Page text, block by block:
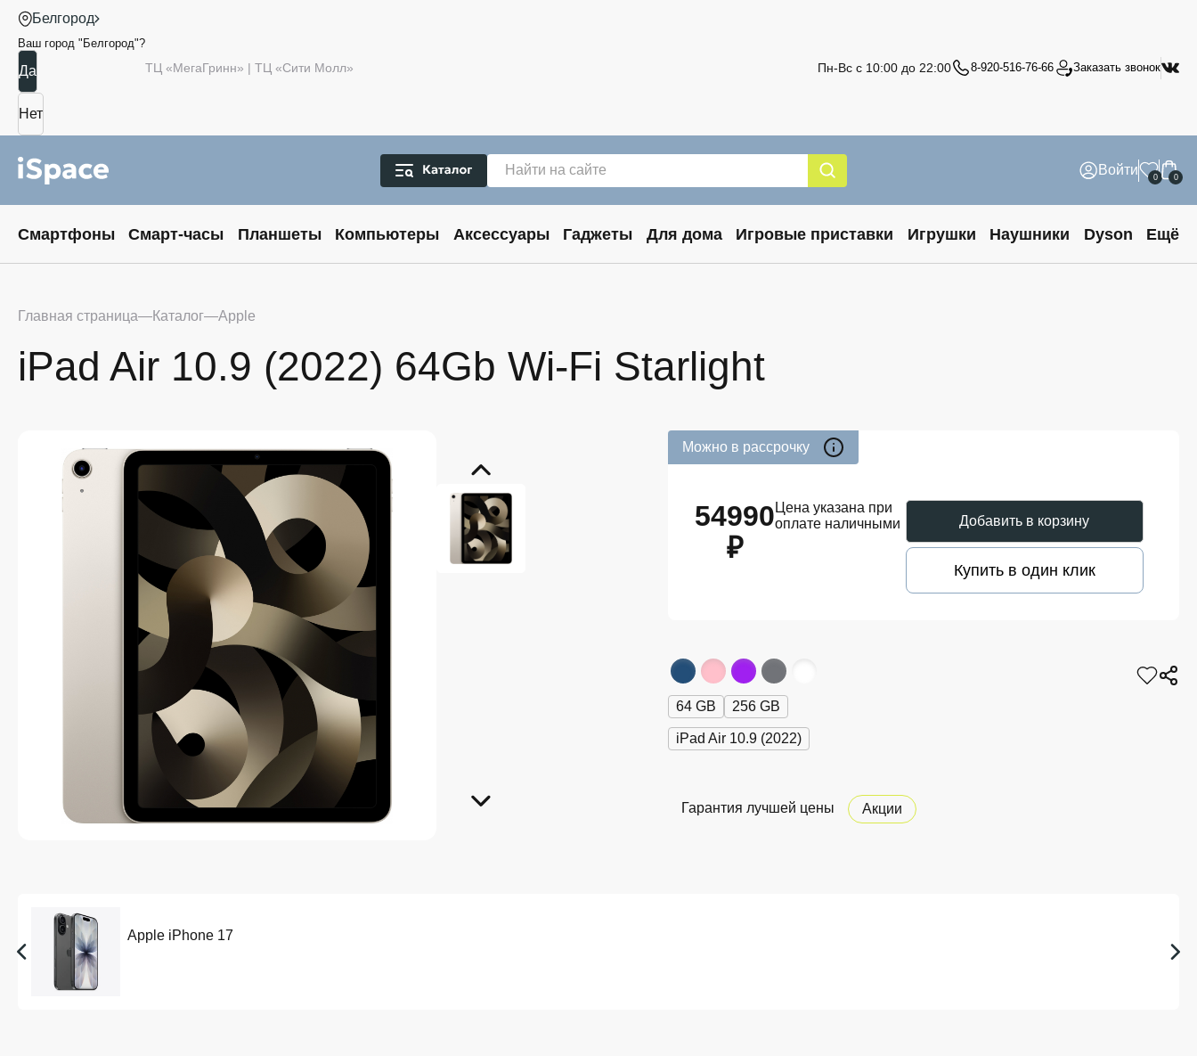
Белгород
Ваш город " Белгород"?
ТЦ «МегаГринн» | ТЦ «Сити Молл» Пн-Вс с 10:00 до 22:00 8-920-516-76-66 Заказать звонок
Войти 0 0
Смартфоны Смарт-часы Планшеты Компьютеры Аксессуары Гаджеты Для дома Игровые приставки Игрушки Наушники Dyson Ещё
Главная страница Каталог Apple
iPad Air 10.9 (2022) 64Gb Wi-Fi Starlight
Можно в рассрочку
54990
₽
Цена указана при
оплате наличными
Добавить в корзину
Купить в один клик
64 GB 256 GB
iPad Air 10.9 (2022)
Гарантия лучшей цены Акции
Apple iPhone 17